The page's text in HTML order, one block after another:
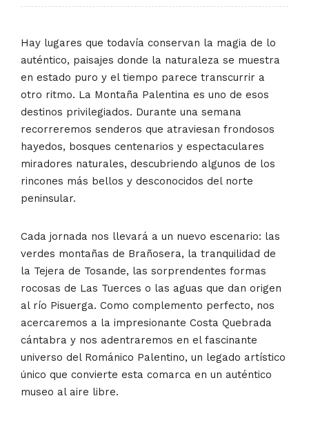
Hay lugares que todavía conservan la magia de lo
auténtico, paisajes donde la naturaleza se muestra
en estado puro y el tiempo parece transcurrir a
otro ritmo. La Montaña Palentina es uno de esos
destinos privilegiados. Durante una semana
recorreremos senderos que atraviesan frondosos
hayedos, bosques centenarios y espectaculares
miradores naturales, descubriendo algunos de los
rincones más bellos y desconocidos del norte
peninsular.
Cada jornada nos llevará a un nuevo escenario: las
verdes montañas de Brañosera, la tranquilidad de
la Tejera de Tosande, las sorprendentes formas
rocosas de Las Tuerces o las aguas que dan origen
al río Pisuerga. Como complemento perfecto, nos
acercaremos a la impresionante Costa Quebrada
cántabra y nos adentraremos en el fascinante
universo del Románico Palentino, un legado artístico
único que convierte esta comarca en un auténtico
museo al aire libre.